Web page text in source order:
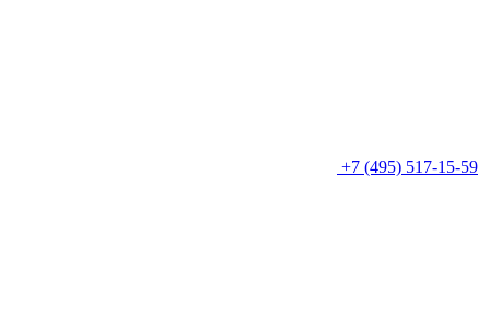
+7 (495) 517-15-59